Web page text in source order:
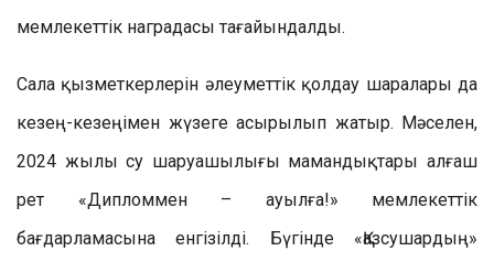
мемлекеттік наградасы тағайындалды.
Сала қызметкерлерін әлеуметтік қолдау шаралары да
кезең-кезеңімен жүзеге асырылып жатыр. Мәселен,
2024 жылы су шаруашылығы мамандықтары алғаш
рет «Дипломмен – ауылға!» мемлекеттік
бағдарламасына енгізілді. Бүгінде «Қазсушардың»